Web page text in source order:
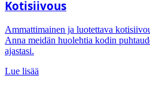
Kotisiivous
Ammattimainen ja luotettava
Anna meidän huolehtia kodin
ajastasi.
Lue lisää